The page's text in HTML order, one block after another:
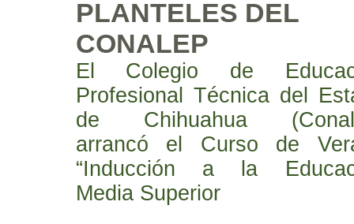
PLANTELES DEL
CONALEP
El Colegio de
Profesional Técnica del
de Chihuahua
arrancó el Curso de
“Inducción a la
Media Superior